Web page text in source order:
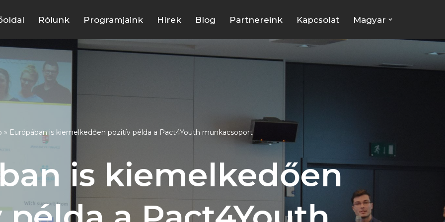
Rólunk Programjaink Hírek Blog Partnereink Kapcsolat Magyar
» Európában is kiemelkedően pozitív példa a Pact4Youth munkacsoport
is kiemelkedően